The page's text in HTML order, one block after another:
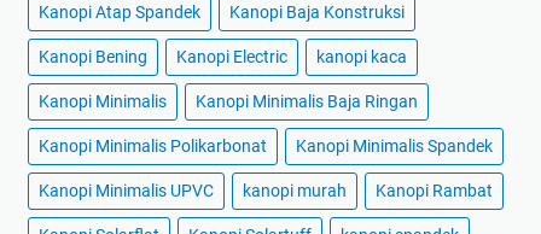
Kanopi Atap Spandek Kanopi Baja Konstruksi
Kanopi Bening Kanopi Electric kanopi kaca
Kanopi Minimalis Kanopi Minimalis Baja Ringan
Kanopi Minimalis Polikarbonat Kanopi Minimalis Spandek
Kanopi Minimalis UPVC kanopi murah Kanopi Rambat